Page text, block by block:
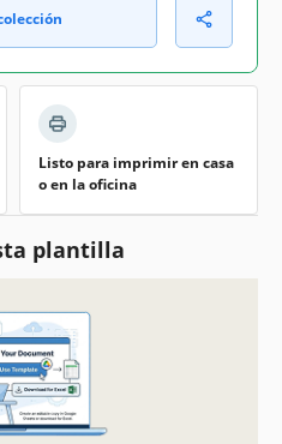
Listo para imprimir en casa
o en la oficina
plantilla